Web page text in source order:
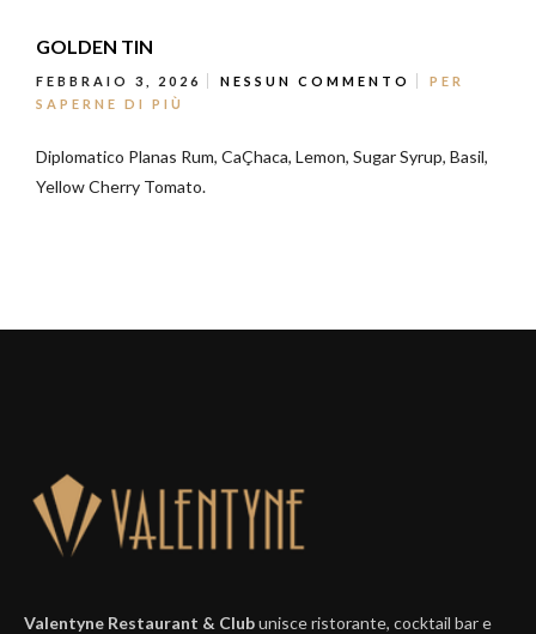
GOLDEN TIN
FEBBRAIO 3, 2026 NESSUN COMMENTO
PER
SAPERNE DI PIÙ
Diplomatico Planas Rum, CaÇhaca, Lemon, Sugar Syrup, Basil,
Yellow Cherry Tomato.
Valentyne Restaurant & Clubunisce ristorante, cocktail bar e